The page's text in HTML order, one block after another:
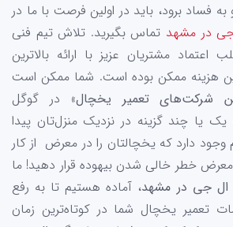
فساد برود، باید در اولین فرصت با ما در
در مشهد تماس بگیرید. تلاش تیم فنی
اعتماد مشتریان عزیز با ارائه بالاترین
هزینه ممکن بوده است. شما ممکن است
شرکت‌های تعمیر یخچال» در گوگل
یا چند گزینه در نزدیک منزل‌تان پیدا
وجود دارد که یخچالتان را در معرض از کار
معرض خطر خالی شدن بیهوده قرار دهید! ما
ال جی در مشهد، آماده هستیم تا به رفع
تعمیر یخچال شما در کوتاه‌ترین زمان